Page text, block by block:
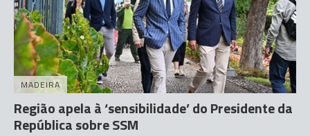
MADEIRA
Região apela à ‘sensibilidade’ do Presidente da
República sobre SSM